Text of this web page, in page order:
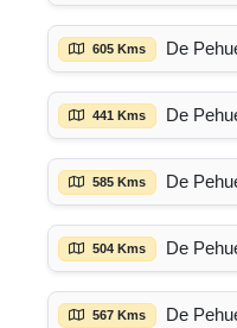
605 Kms De
441 Kms De
585 Kms De
504 Kms De
567 Kms De